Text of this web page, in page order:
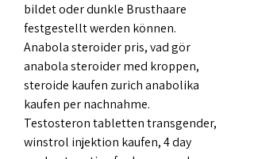
bildet oder dunkle Brusthaare
festgestellt werden können.
Anabola steroider pris, vad gör
anabola steroider med kroppen,
steroide kaufen zurich anabolika
kaufen per nachnahme.
Testosteron tabletten transgender,
winstrol injektion kaufen, 4 day